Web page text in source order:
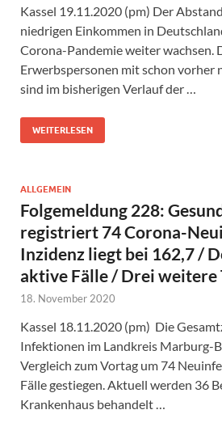
Kassel 19.11.2020 (pm) Der
niedrigen Einkommen in
Corona-Pandemie weiter wachsen.
Erwerbspersonen mit schon vorher
sind im bisherigen Verlauf der …
WEITERLESEN
ALLGEMEIN
Folgemeldung 228:
registriert 74 Corona-
Inzidenz liegt bei 162,7 /
aktive Fälle / Drei weitere
18. November 2020
Kassel 18.11.2020 (pm) Die
Infektionen im Landkreis Marburg-
Vergleich zum Vortag um 74
Fälle gestiegen. Aktuell werden 36
Krankenhaus behandelt …